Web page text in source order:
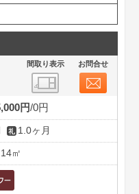
間取り表示 お問合せ
円 0円
1.0ヶ月
㎡